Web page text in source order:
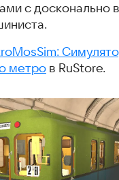
с досконально
метро в RuStore.